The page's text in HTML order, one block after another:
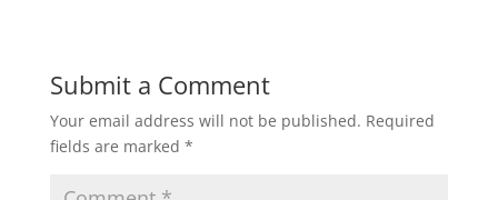
Submit a Comment
Your email address will not be published. Required
fields are marked *